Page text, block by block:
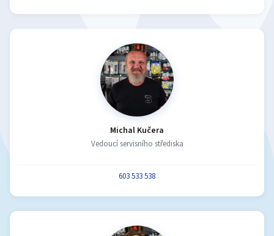
Michal Kučera
Vedoucí servisního střediska
603 533 538